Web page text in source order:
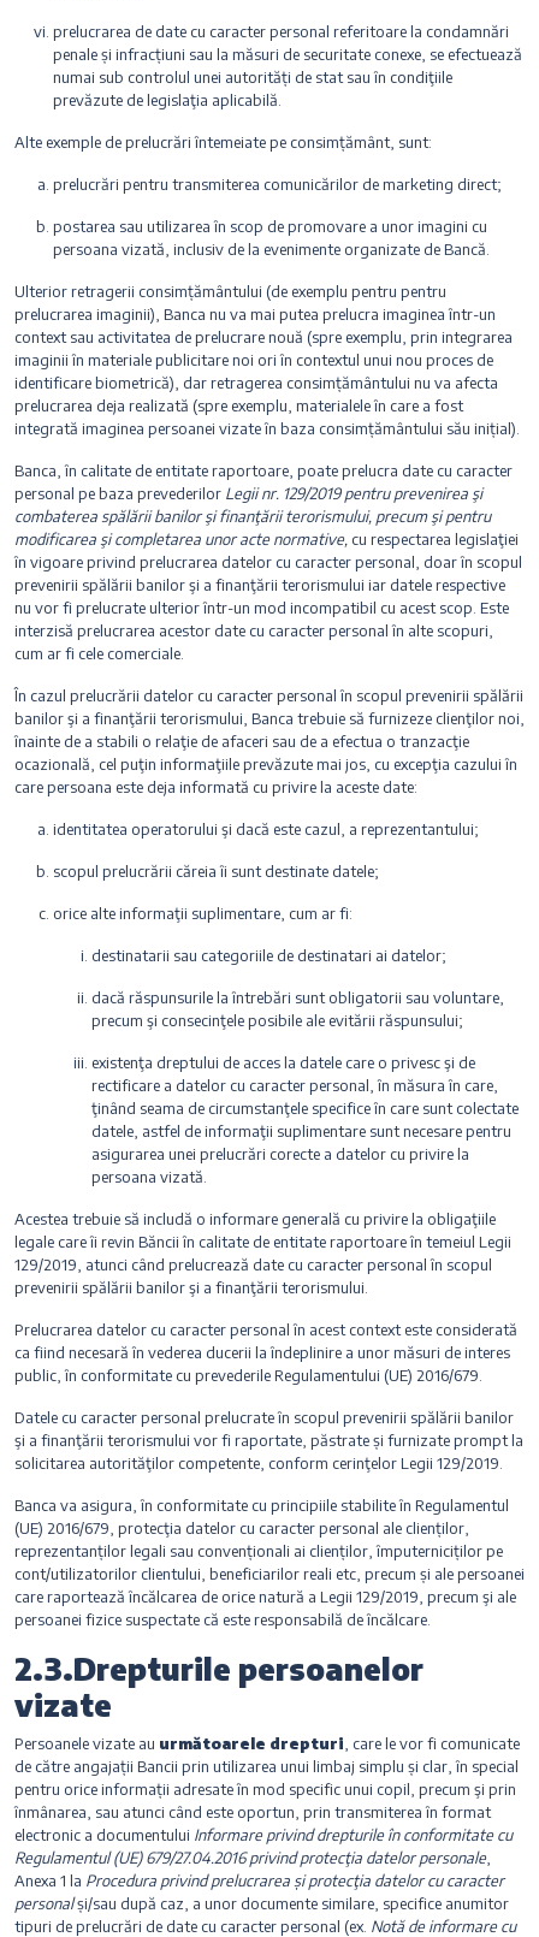
prelucrarea de date cu caracter personal referitoare la condamnări
penale și infracțiuni sau la măsuri de securitate conexe, se efectuează
numai sub controlul unei autorități de stat sau în condiţiile
prevăzute de legislaţia aplicabilă.
Alte exemple de prelucrări întemeiate pe consimțământ, sunt:
prelucrări pentru transmiterea comunicărilor de marketing direct;
postarea sau utilizarea în scop de promovare a unor imagini cu
persoana vizată, inclusiv de la evenimente organizate de Bancă.
Ulterior retragerii consimțământului (de exemplu pentru pentru
prelucrarea imaginii), Banca nu va mai putea prelucra imaginea într-un
context sau activitatea de prelucrare nouă (spre exemplu, prin integrarea
imaginii în materiale publicitare noi ori în contextul unui nou proces de
identificare biometrică), dar retragerea consimțământului nu va afecta
prelucrarea deja realizată (spre exemplu, materialele în care a fost
integrată imaginea persoanei vizate în baza consimțământului său inițial).
Banca, în calitate de entitate raportoare, poate prelucra date cu caracter
personal pe baza prevederilor Legii nr. 129/2019 pentru prevenirea şi
combaterea spălării banilor şi finanţării terorismului, precum şi pentru
modificarea şi completarea unor acte normative, cu respectarea legislaţiei
în vigoare privind prelucrarea datelor cu caracter personal, doar în scopul
prevenirii spălării banilor şi a finanţării terorismului iar datele respective
nu vor fi prelucrate ulterior într-un mod incompatibil cu acest scop. Este
interzisă prelucrarea acestor date cu caracter personal în alte scopuri,
cum ar fi cele comerciale.
În cazul prelucrării datelor cu caracter personal în scopul prevenirii spălării
banilor şi a finanţării terorismului, Banca trebuie să furnizeze clienţilor noi,
înainte de a stabili o relaţie de afaceri sau de a efectua o tranzacţie
ocazională, cel puţin informaţiile prevăzute mai jos, cu excepţia cazului în
care persoana este deja informată cu privire la aceste date:
identitatea operatorului şi dacă este cazul, a reprezentantului;
scopul prelucrării căreia îi sunt destinate datele;
orice alte informaţii suplimentare, cum ar fi:
destinatarii sau categoriile de destinatari ai datelor;
dacă răspunsurile la întrebări sunt obligatorii sau voluntare,
precum şi consecinţele posibile ale evitării răspunsului;
existenţa dreptului de acces la datele care o privesc şi de
rectificare a datelor cu caracter personal, în măsura în care,
ţinând seama de circumstanţele specifice în care sunt colectate
datele, astfel de informaţii suplimentare sunt necesare pentru
asigurarea unei prelucrări corecte a datelor cu privire la
persoana vizată.
Acestea trebuie să includă o informare generală cu privire la obligaţiile
legale care îi revin Băncii în calitate de entitate raportoare în temeiul Legii
129/2019, atunci când prelucrează date cu caracter personal în scopul
prevenirii spălării banilor şi a finanţării terorismului.
Prelucrarea datelor cu caracter personal în acest context este considerată
ca fiind necesară în vederea ducerii la îndeplinire a unor măsuri de interes
public, în conformitate cu prevederile Regulamentului (UE) 2016/679.
Datele cu caracter personal prelucrate în scopul prevenirii spălării banilor
şi a finanţării terorismului vor fi raportate, păstrate și furnizate prompt la
solicitarea autorităţilor competente, conform cerinţelor Legii 129/2019.
Banca va asigura, în conformitate cu principiile stabilite în Regulamentul
(UE) 2016/679, protecţia datelor cu caracter personal ale clienților,
reprezentanților legali sau convenționali ai clienților, împuterniciților pe
cont/utilizatorilor clientului, beneficiarilor reali etc, precum și ale persoanei
care raportează încălcarea de orice natură a Legii 129/2019, precum şi ale
persoanei fizice suspectate că este responsabilă de încălcare.
2.3.Drepturile persoanelor
vizate
Persoanele vizate au următoarele drepturi , care le vor fi comunicate
de către angajații Bancii prin utilizarea unui limbaj simplu și clar, în special
pentru orice informații adresate în mod specific unui copil, precum şi prin
înmânarea, sau atunci când este oportun, prin transmiterea în format
electronic a documentului Informare privind drepturile în conformitate cu
Regulamentul (UE) 679/27.04.2016 privind protecţia datelor personale,
Anexa 1 la Procedura privind prelucrarea și protecţia datelor cu caracter
personalși/sau după caz, a unor documente similare, specifice anumitor
tipuri de prelucrări de date cu caracter personal (ex. Notă de informare cu